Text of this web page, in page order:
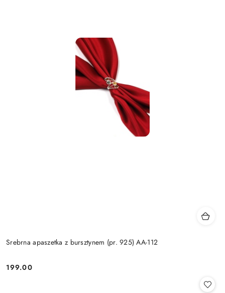
Srebrna apaszetka z bursztynem (pr. 925) AA-112
Cena:
199.00